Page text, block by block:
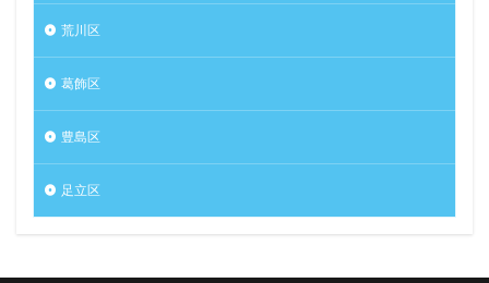
荒川区
葛飾区
豊島区
足立区